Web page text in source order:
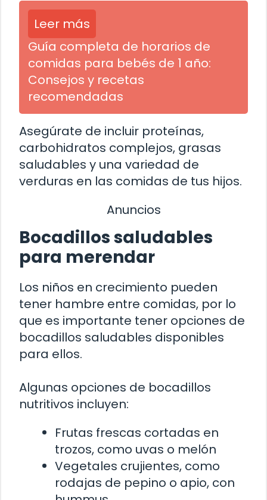
Leer más
Guía completa de horarios de
comidas para bebés de 1 año:
Consejos y recetas
recomendadas
Asegúrate de incluir proteínas,
carbohidratos complejos, grasas
saludables y una variedad de
verduras en las comidas de tus hijos.
Anuncios
Bocadillos saludables
para merendar
Los niños en crecimiento pueden
tener hambre entre comidas, por lo
que es importante tener opciones de
bocadillos saludables disponibles
para ellos.
Algunas opciones de bocadillos
nutritivos incluyen:
Frutas frescas cortadas en
trozos, como uvas o melón
Vegetales crujientes, como
rodajas de pepino o apio, con